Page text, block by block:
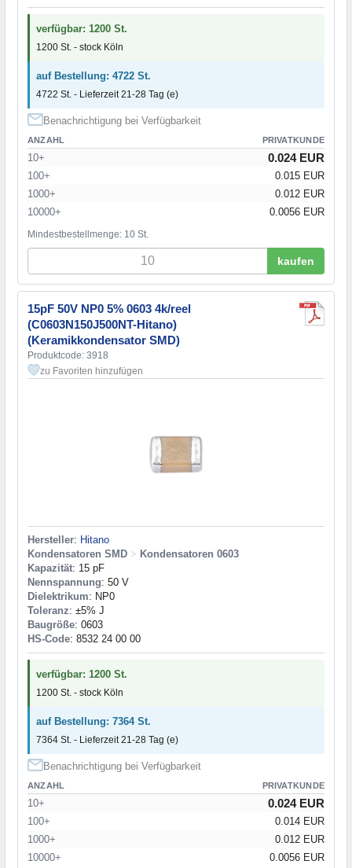
verfügbar: 1200 St.
1200 St. - stock Köln
auf Bestellung: 4722 St.
4722 St. - Lieferzeit 21-28 Tag (e)
Benachrichtigung bei Verfügbarkeit
ANZAHL PRIVATKUNDE
10+ 0.024 EUR
100+
0.015 EUR
1000+
0.012 EUR
10000+
0.0056 EUR
Mindestbestellmenge: 10 St.
kaufen
15pF 50V NP0 5% 0603 4k/reel
(C0603N150J500NT-Hitano)
(Keramikkondensator SMD)
Produktcode: 3918
zu Favoriten hinzufügen
Hersteller: Hitano
Kondensatoren SMD > Kondensatoren 0603
Kapazität: 15 pF
Nennspannung: 50 V
Dielektrikum: NP0
Toleranz: ±5% J
Baugröße: 0603
HS-Code: 8532 24 00 00
verfügbar: 1200 St.
1200 St. - stock Köln
auf Bestellung: 7364 St.
7364 St. - Lieferzeit 21-28 Tag (e)
Benachrichtigung bei Verfügbarkeit
ANZAHL PRIVATKUNDE
10+ 0.024 EUR
100+
0.014 EUR
1000+
0.012 EUR
10000+
0.0056 EUR